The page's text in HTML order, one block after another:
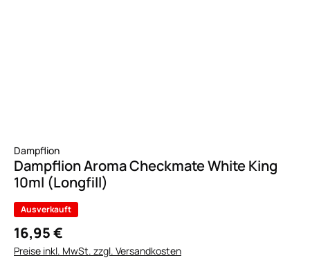
Dampflion
Dampflion Aroma Checkmate White King
10ml (Longfill)
Ausverkauft
16,95 €
Preise inkl. MwSt. zzgl. Versandkosten